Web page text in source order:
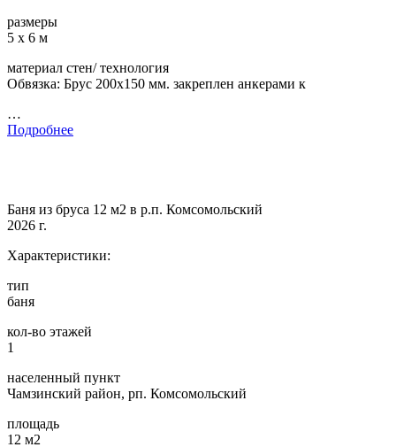
размеры
5 х 6 м
материал стен/ технология
Обвязка: Брус 200х150 мм. закреплен анкерами к
…
Подробнее
Баня из бруса 12 м2 в р.п. Комсомольский
2026 г.
Характеристики:
тип
баня
кол-во этажей
1
населенный пункт
Чамзинский район, рп. Комсомольский
площадь
12 м2